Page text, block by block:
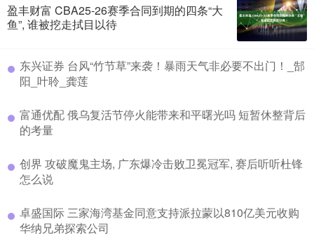
盈丰财富 CBA25-26赛季合同到期的四条“大
鱼”, 谁被挖走拭目以待
​东兴证券 台风“竹节草”来袭！暴雨天气非必要不出门！_郜
阳_叶聆_龚莲
​富通优配 俄乌复活节停火能带来和平曙光吗 短暂休整背后
的考量
​创界 攻破魔鬼主场, 广东爆冷击败卫冕冠军, 赛后听听杜锋
怎么说
​卓盛国际 三家海湾基金同意支持派拉蒙以810亿美元收购
华纳兄弟探索公司